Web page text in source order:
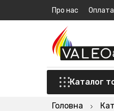
Про нас
Каталог
Головна